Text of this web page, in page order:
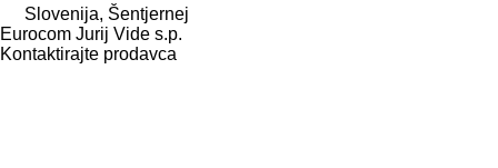
Slovenija, Šentjernej
Eurocom Jurij Vide s.p.
Kontaktirajte prodavca